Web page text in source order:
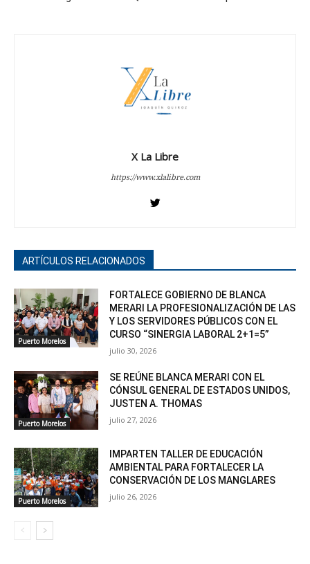
X La Libre
https://www.xlalibre.com
ARTÍCULOS RELACIONADOS
Puerto Morelos
FORTALECE GOBIERNO DE BLANCA
MERARI LA PROFESIONALIZACIÓN DE LAS
Y LOS SERVIDORES PÚBLICOS CON EL
CURSO “SINERGIA LABORAL 2+1=5”
julio 30, 2026
Puerto Morelos
SE REÚNE BLANCA MERARI CON EL
CÓNSUL GENERAL DE ESTADOS UNIDOS,
JUSTEN A. THOMAS
julio 27, 2026
Puerto Morelos
IMPARTEN TALLER DE EDUCACIÓN
AMBIENTAL PARA FORTALECER LA
CONSERVACIÓN DE LOS MANGLARES
julio 26, 2026